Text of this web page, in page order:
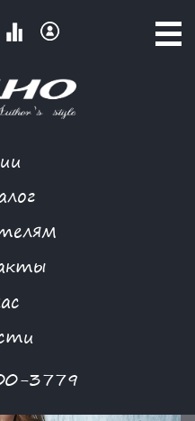
3779